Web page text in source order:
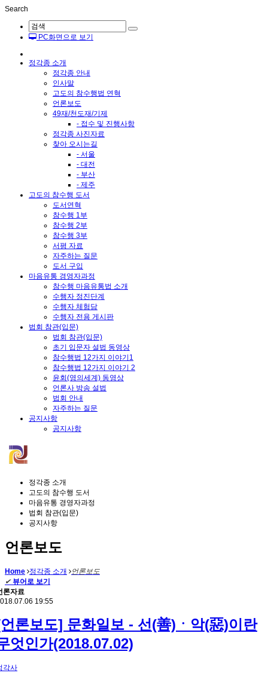
Search
PC화면으로 보기
정각종 소개
정각종 안내
인사말
고도의 참수행법 연혁
언론보도
49재/천도재/기제
- 접수 및 진행사항
정각종 사진자료
찾아 오시는길
- 서울
- 대전
- 부산
- 제주
고도의 참수행 도서
도서연혁
참수행 1부
참수행 2부
참수행 3부
서평 자료
자주하는 질문
도서 구입
마음유통 경영자과정
참수행 마음유통법 소개
수행자 정진단계
수행자 체험담
수행자 전용 게시판
법회 참관(입문)
법회 참관(입문)
초기 입문자 설법 동영상
참수행법 12가지 이야기1
참수행법 12가지 이야기 2
윤회(영의세계) 동영상
언론사 방송 설법
법회 안내
자주하는 질문
공지사항
공지사항
정각종 소개
고도의 참수행 도서
마음유통 경영자과정
법회 참관(입문)
공지사항
언론보도
Home 정각종 소개
언론보도
✔ 뷰어로 보기
론자료
19:55
론보도] 문화일보 - 선(善)ㆍ악(惡)이란
엇인가(2018.07.02)
각사